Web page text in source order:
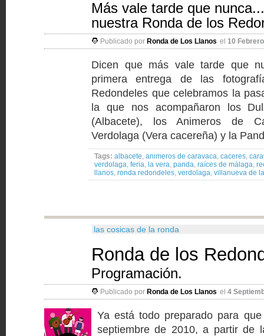
Más vale tarde que
nuestra Ronda de los
Publicado por Ronda de Los Llanos el 10
Dicen que más vale tarde que
primera entrega de las
Redondeles que celebramos la
la que nos acompañaron los
(Albacete), los Animeros de
Verdolaga (Vera cacereña) y la
Tags: albacete, animeros de caravaca, caceres,
verdolaga, feria, la vera, panda, raíces de málaga,
llanos, ronda redondeles, verdolaga, villanueva de
las cosicas de la ronda
Ronda de los
Programación.
Publicado por Ronda de Los Llanos el 4
Ya está todo preparado para
septiembre de 2010, a partir de